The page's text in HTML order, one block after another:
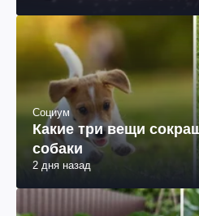
Социум
Какие три вещи
собаки
2 дня назад